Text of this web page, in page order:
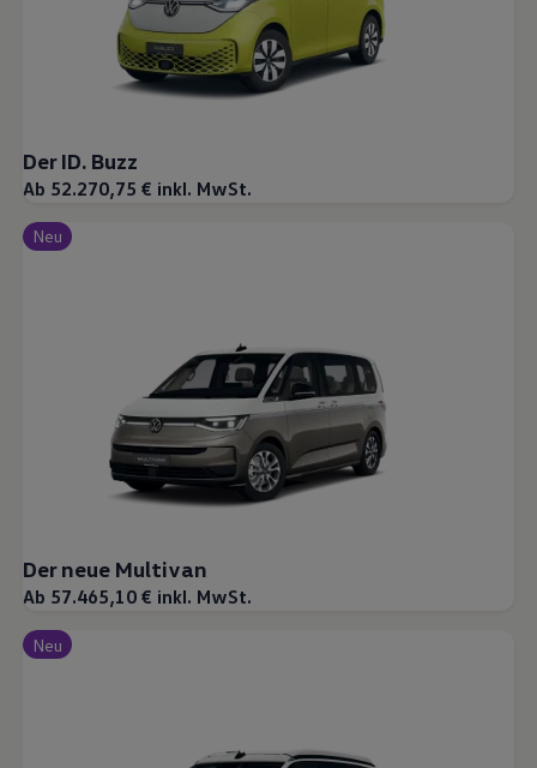
Der ID. Buzz
Ab 52.270,75 € inkl. MwSt.
Neu
Der neue Multivan
Ab 57.465,10 € inkl. MwSt.
Neu